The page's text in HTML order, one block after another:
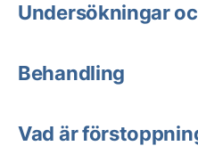
Undersökningar
Behandling
Vad är